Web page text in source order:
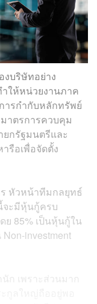
งบริษัทอย่าง
ำให้หน่วยงานภาค
ารกำกับหลักทรัพย์
าตรการควบคุม
ยกรัฐมนตรีและ
รือเพื่อจัดตั้ง
หัวหน้าทีมกลยุทธ์
จะมีหุ้นกู้ครบ
85% เป็นหุ้นกู้ใน
investment
ก เพราะส่วนมาก